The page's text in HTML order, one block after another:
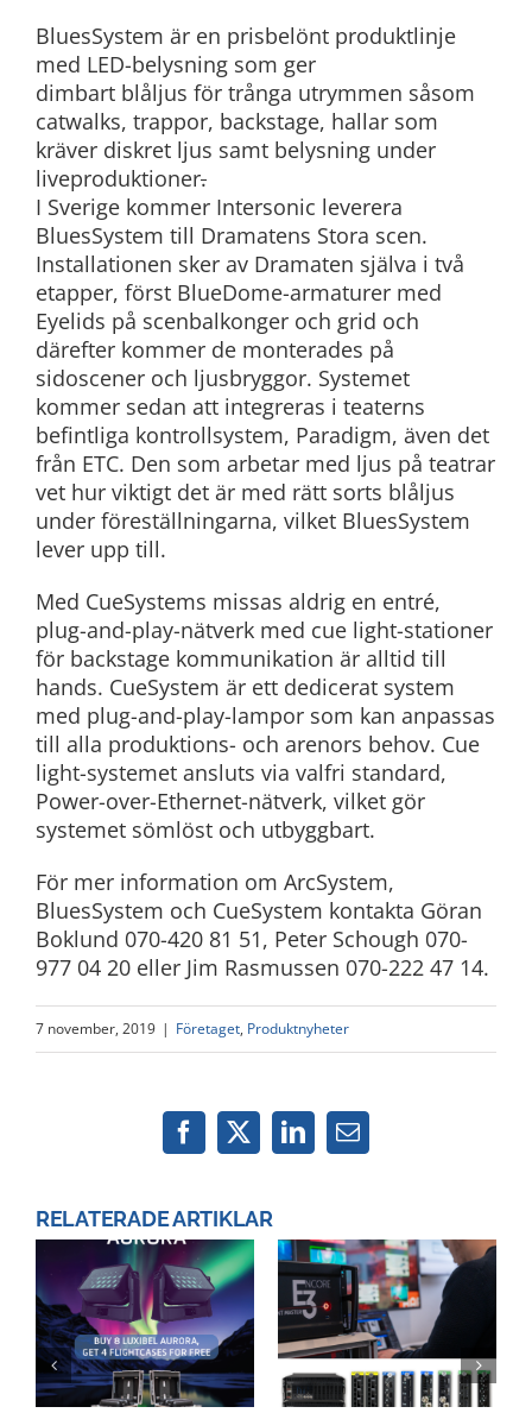
BluesSystem är en prisbelönt produktlinje
med LED-belysning som ger
dimbart blåljus för trånga utrymmen såsom
catwalks, trappor, backstage, hallar som
kräver diskret ljus samt belysning under
liveproduktioner.
I Sverige kommer Intersonic leverera
BluesSystem till Dramatens Stora scen.
Installationen sker av Dramaten själva i två
etapper, först BlueDome-armaturer med
Eyelids på scenbalkonger och grid och
därefter kommer de monterades på
sidoscener och ljusbryggor. Systemet
kommer sedan att integreras i teaterns
befintliga kontrollsystem, Paradigm, även det
från ETC. Den som arbetar med ljus på teatrar
vet hur viktigt det är med rätt sorts blåljus
under föreställningarna, vilket BluesSystem
lever upp till.
Med CueSystems missas aldrig en entré,
plug-and-play-nätverk med cue light-stationer
för backstage kommunikation är alltid till
hands. CueSystem är ett dedicerat system
med plug-and-play-lampor som kan anpassas
till alla produktions- och arenors behov. Cue
light-systemet ansluts via valfri standard,
Power-over-Ethernet-nätverk, vilket gör
systemet sömlöst och utbyggbart.
För mer information om ArcSystem,
BluesSystem och CueSystem kontakta Göran
Boklund 070-420 81 51, Peter Schough 070-
977 04 20 eller Jim Rasmussen 070-222 47 14.
7 november, 2019 | Företaget, Produktnyheter
Facebook
X LinkedInEmail
RELATERADE ARTIKLAR